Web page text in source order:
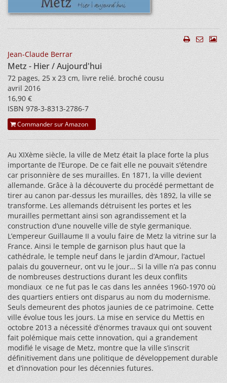
Jean-Claude Berrar
Metz - Hier / Aujourd'hui
72 pages, 25 x 23 cm, livre relié. broché cousu
avril 2016
16,90 €
ISBN 978-3-8313-2786-7
Commander sur Amazon
Au XIXème siècle, la ville de Metz était la place forte la plus
importante de l’Europe. De ce fait elle ne pouvait s’étendre
car prisonnière de ses murailles. En 1871, la ville devient
allemande. Grâce à la découverte du procédé permettant de
tirer au canon par-dessus les murailles, dès 1892, la ville se
transforme. Les allemands détruisent les portes et les
murailles permettant ainsi son agrandissement et la
construction d’une nouvelle ville de style germanique.
L’empereur Guillaume II a voulu faire de Metz la vitrine sur la
France. Ainsi le temple de garnison plus haut que la
cathédrale, le temple neuf dans le jardin d’Amour, l’actuel
palais du gouverneur, ont vu le jour… Si la ville n’a pas connu
de nombreuses destructions durant les deux conflits
mondiaux ce ne fut pas le cas dans les années 1960-1970 où
des quartiers entiers ont disparus au nom du modernisme.
Seuls demeurent des photos jaunies de ce patrimoine. Cette
ville évolue tous les jours. La mise en service du Mettis en
octobre 2013 a nécessité d’énormes travaux qui ont souvent
fait polémique mais cette innovation, qui a grandement
modifié le visage de Metz, montre que la ville s’inscrit
définitivement dans une politique de développement durable
et d’innovation pour les décennies futures.